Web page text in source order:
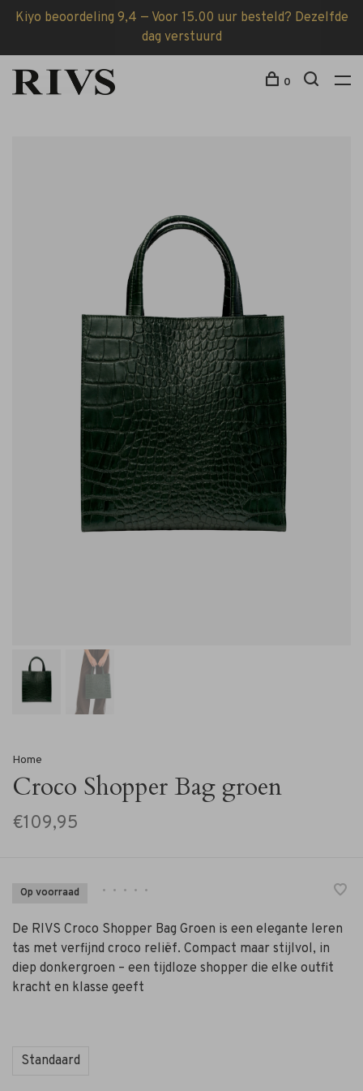
Kiyo beoordeling 9,4 — Voor 15.00 uur besteld? Dezelfde
dag verstuurd
0
Home
Croco Shopper Bag groen
€109,95
Op voorraad • • • • •
De RIVS Croco Shopper Bag Groen is een elegante leren
tas met verfijnd croco reliëf. Compact maar stijlvol, in
diep donkergroen – een tijdloze shopper die elke outfit
kracht en klasse geeft
Standaard